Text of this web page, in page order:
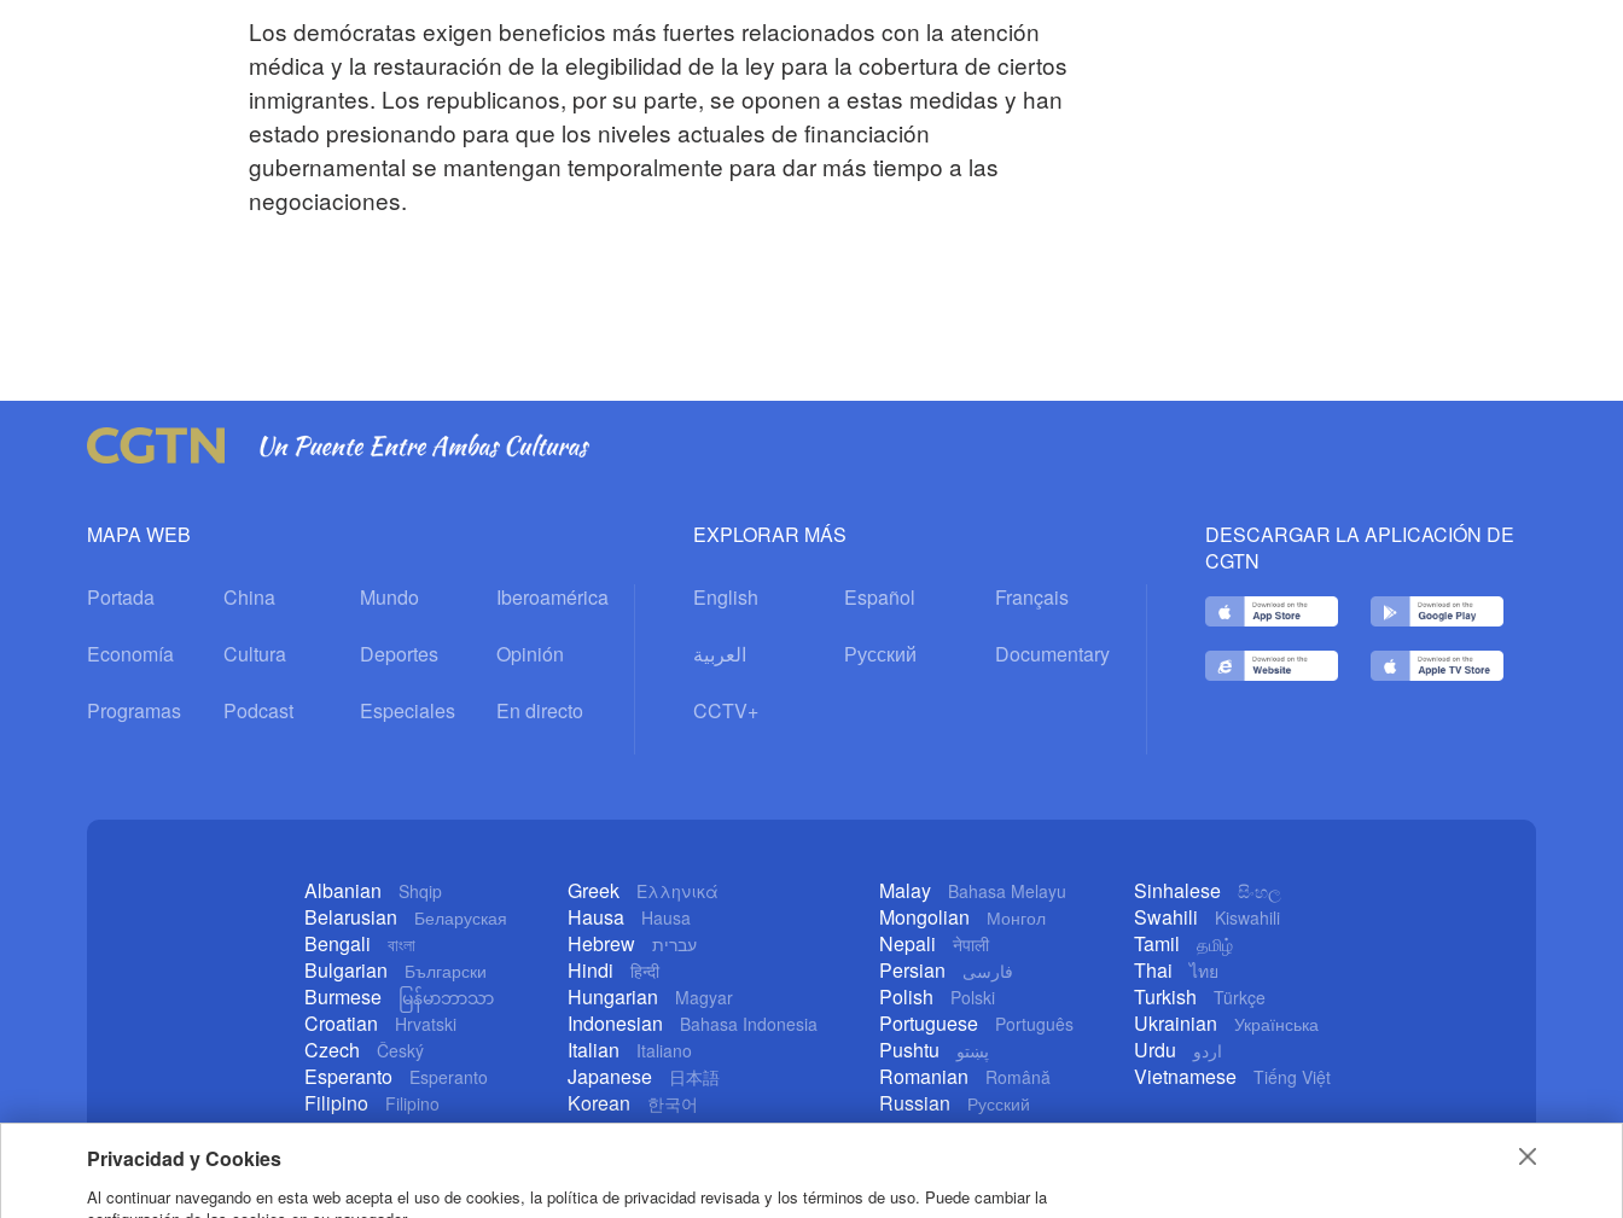
Privacidad y Cookies
Al continuar navegando en esta web acepta el uso de cookies, la política de privacidad revisada y los términos de uso. Puede cambiar la
Los demócratas exigen beneficios más fuertes relacionados con la atención
médica y la restauración de la elegibilidad de la ley para la cobertura de ciertos
inmigrantes. Los republicanos, por su parte, se oponen a estas medidas y han
estado presionando para que los niveles actuales de financiación
gubernamental se mantengan temporalmente para dar más tiempo a las
negociaciones.
MAPA WEB
Portada China Mundo Iberoamérica
Economía Cultura Deportes Opinión
Programas Podcast Especiales En directo
EXPLORAR MÁS
English Español Français
العربية Русский Documentary
CCTV+
DESCARGAR LA APLICACIÓN DE
CGTN
Albanian Shqip
Belarusian Беларуская
Bengali বাংলা
Bulgarian Български
Burmese မြန်မာဘာသာ
Croatian Hrvatski
Czech Český
Esperanto Esperanto
Filipino Filipino
German Deutsch
Greek Ελληνικά
Hausa Hausa
Hebrew עברית
Hindi हिन्दी
Hungarian Magyar
Indonesian Bahasa Indonesia
Italian Italiano
Japanese 日本語
Korean 한국어
Lao ລາວ
Malay Bahasa Melayu
Mongolian Монгол
Nepali नेपाली
Persian فارسی
Polish Polski
Portuguese Português
Pushtu پښتو
Romanian Română
Russian Русский
Serbian Српски
Sinhalese සිංහල
Swahili Kiswahili
Tamil தமிழ்
Thai ไทย
Turkish Türkçe
Ukrainian Українська
Urdu اردو
Vietnamese Tiếng Việt